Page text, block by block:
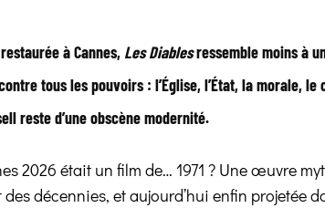
à Cannes, Les Diablesressemble moins à
tous les pouvoirs : l’Église, l’État, la morale, le
reste d’une obscène modernité.
2026 était un film de… 1971 ? Une œuvre
décennies, et aujourd’hui enfin projetée